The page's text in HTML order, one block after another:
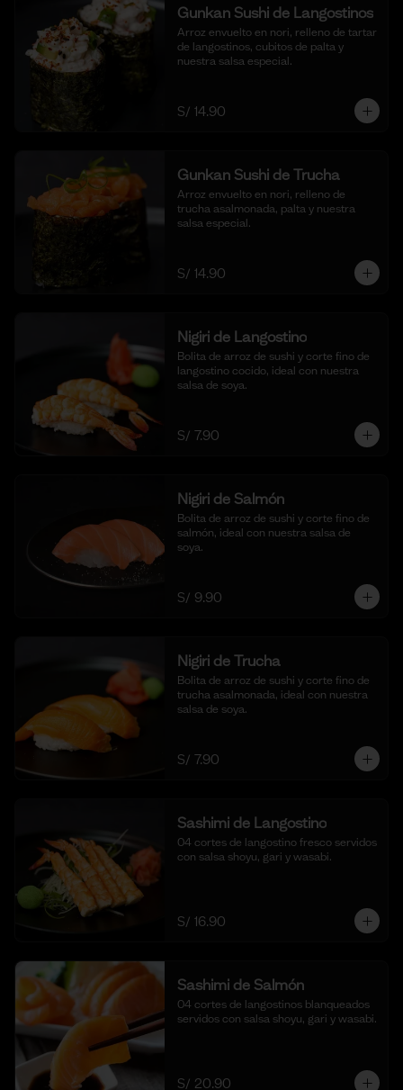
Gunkan Sushi de Langostinos
Arroz envuelto en nori, relleno de tartar
de langostinos, cubitos de palta y
nuestra salsa especial.
S/ 14.90
Gunkan Sushi de Trucha
Arroz envuelto en nori, relleno de
trucha asalmonada, palta y nuestra
salsa especial.
S/ 14.90
Nigiri de Langostino
Bolita de arroz de sushi y corte fino de
langostino cocido, ideal con nuestra
salsa de soya.
S/ 7.90
Nigiri de Salmón
Bolita de arroz de sushi y corte fino de
salmón, ideal con nuestra salsa de
soya.
S/ 9.90
Nigiri de Trucha
Bolita de arroz de sushi y corte fino de
trucha asalmonada, ideal con nuestra
salsa de soya.
S/ 7.90
Sashimi de Langostino
04 cortes de langostino fresco servidos
con salsa shoyu, gari y wasabi.
S/ 16.90
Sashimi de Salmón
04 cortes de langostinos blanqueados
servidos con salsa shoyu, gari y wasabi.
S/ 20.90